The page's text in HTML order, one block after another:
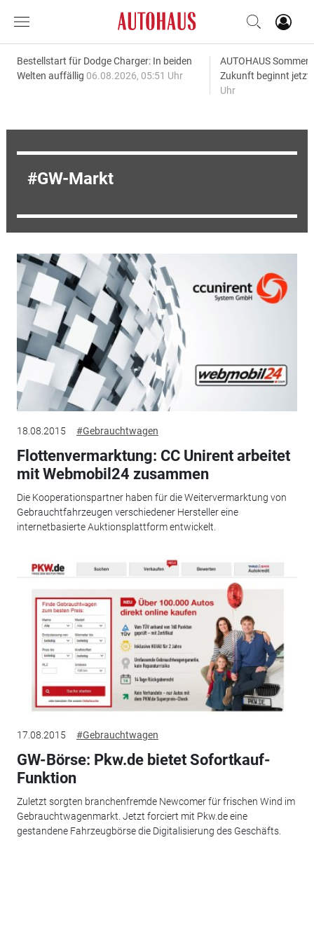
Bestellstart für Dodge Charger: In beiden
Welten auffällig 06.08.2026, 05:51 Uhr
AUTOHAUS
Zukunft beginnt jetzt
Uhr
GW-Markt
18.08.2015 #Gebrauchtwagen
Flottenvermarktung: CC Unirent arbeitet
mit Webmobil24 zusammen
Die Kooperationspartner haben für die Weitervermarktung von
Gebrauchtfahrzeugen verschiedener Hersteller eine
internetbasierte Auktionsplattform entwickelt.
17.08.2015 #Gebrauchtwagen
GW-Börse: Pkw.de bietet Sofortkauf-
Funktion
Zuletzt sorgten branchenfremde Newcomer für frischen Wind im
Gebrauchtwagenmarkt. Jetzt forciert mit Pkw.de eine
gestandene Fahrzeugbörse die Digitalisierung des Geschäfts.